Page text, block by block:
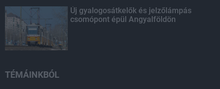
Új gyalogosátkelők és jelzőlámpás
csomópont épül Angyalföldön
TÉMÁINKBÓL